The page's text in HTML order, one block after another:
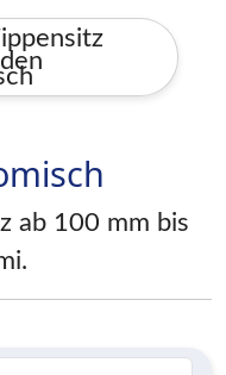
ab 100 mm bis